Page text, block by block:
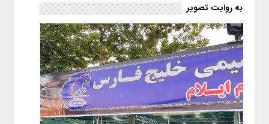
به روایت تصویر